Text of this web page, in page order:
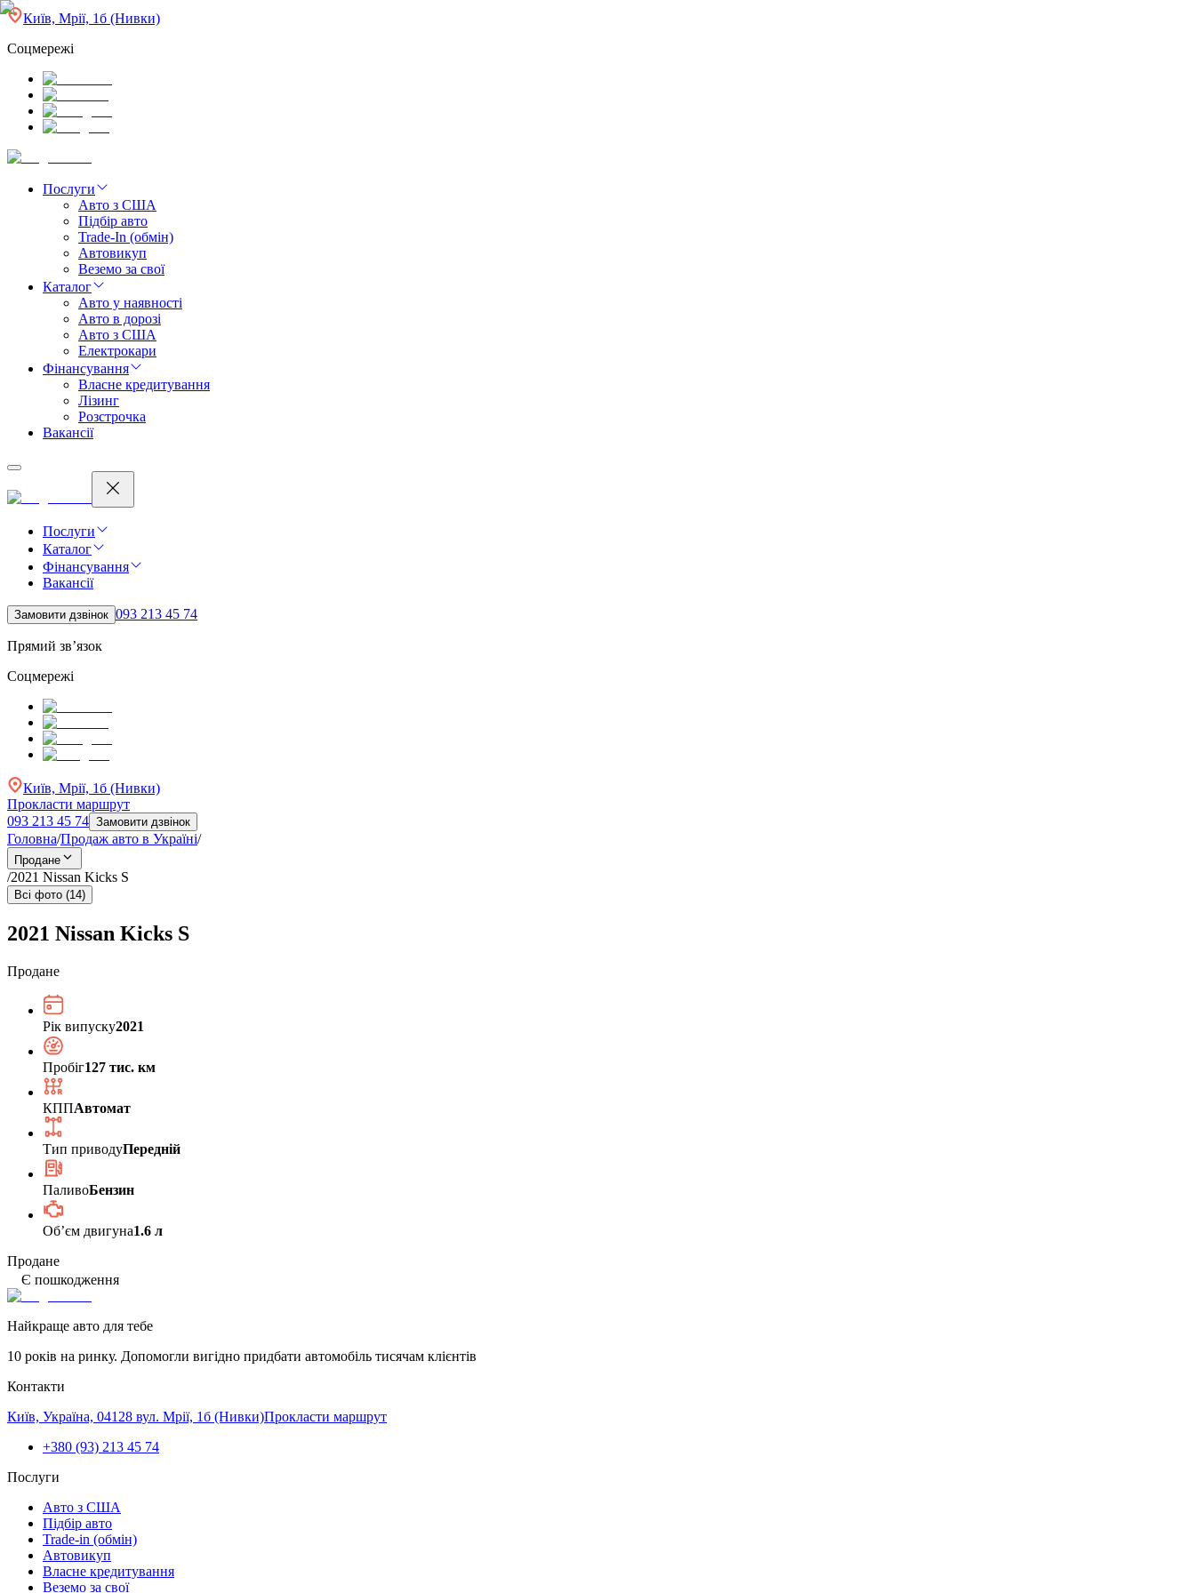
Київ, Мрії, 1б (Нивки)
Соцмережі
Послуги
Авто з США
Підбір авто
Trade-In (обмін)
Автовикуп
Веземо за свої
Каталог
Авто у наявності
Авто в дорозі
Авто з США
Електрокари
Фінансування
Власне кредитування
Лізинг
Розстрочка
Вакансії
Послуги
Каталог
Фінансування
Вакансії
Замовити дзвінок 093 213 45 74
Прямий зв’язок
Соцмережі
Київ, Мрії, 1б (Нивки)
Прокласти маршрут
093 213 45 74 Замовити дзвінок
Головна/Продаж авто в Україні/
Продане
/2021 Nissan Kicks S
Всі фото (14)
2021 Nissan Kicks S
Продане
Рік випуску2021
Пробіг127 тис. км
КППАвтомат
Тип приводуПередній
ПаливоБензин
Обʼєм двигуна1.6 л
Продане
Є пошкодження
Найкраще авто для тебе
10 років на ринку. Допомогли вигідно придбати автомобіль тисячам клієнтів
Контакти
Київ, Україна, 04128 вул. Мрії, 1б (Нивки)Прокласти маршрут
+380 (93) 213 45 74
Послуги
Авто з США
Підбір авто
Trade-in (обмін)
Автовикуп
Власне кредитування
Веземо за свої